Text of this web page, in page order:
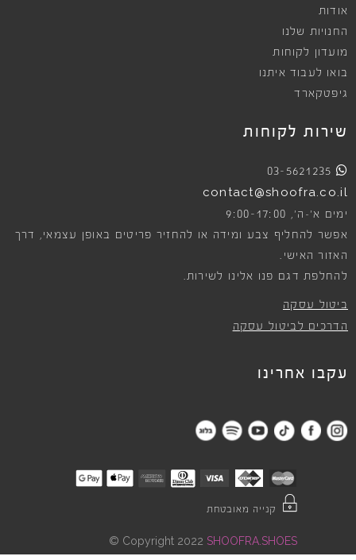
אודות
החנויות שלנו
מועדון לקוחות
בואו לעבוד איתנו
גיפטקארד
שירות לקוחות
03-5621235
contact@shoofra.co.il
ימים א׳-ה׳, 9:00-17:00
אפשר להחליף צבע ומידה או להחזיר פריטים באופן עצמאי, דרך
האזור האישי.
להחלפת דגם פנו אלינו לשירות.
ביטול עסקה
הדרכים לביטול עסקה
עקבו אחרינו
קנייה מאובטחת
Copyright 2022 SHOOFRA.SHOES
©